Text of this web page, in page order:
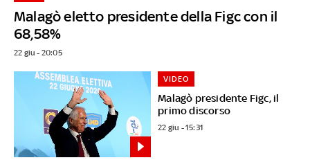
Malagò eletto presidente della Figc con il
68,58%
22 giu - 20:05
Malagò presidente Figc, il
primo discorso
VIDEO
22 giu - 15:31